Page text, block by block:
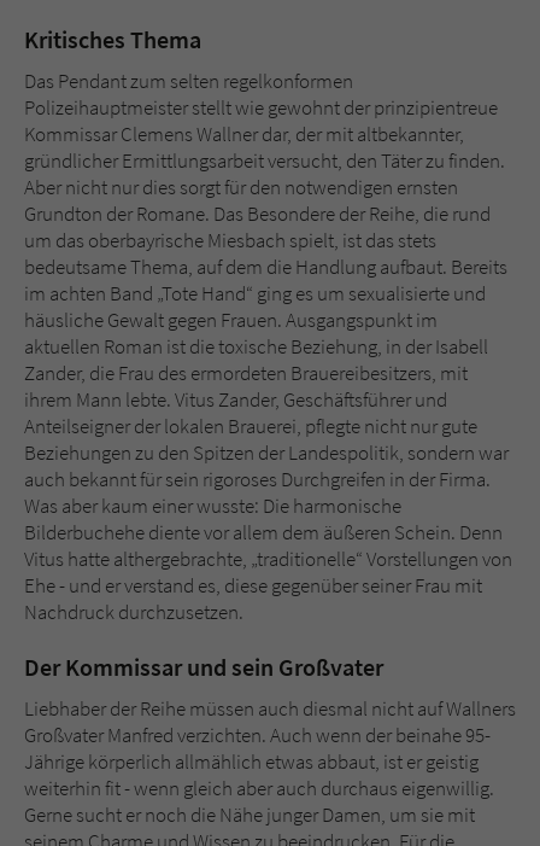
Kritisches Thema
Das Pendant zum selten regelkonformen
Polizeihauptmeister stellt wie gewohnt der prinzipientreue
Kommissar Clemens Wallner dar, der mit altbekannter,
gründlicher Ermittlungsarbeit versucht, den Täter zu finden.
Aber nicht nur dies sorgt für den notwendigen ernsten
Grundton der Romane. Das Besondere der Reihe, die rund
um das oberbayrische Miesbach spielt, ist das stets
bedeutsame Thema, auf dem die Handlung aufbaut. Bereits
im achten Band „Tote Hand“ ging es um sexualisierte und
häusliche Gewalt gegen Frauen. Ausgangspunkt im
aktuellen Roman ist die toxische Beziehung, in der Isabell
Zander, die Frau des ermordeten Brauereibesitzers, mit
ihrem Mann lebte. Vitus Zander, Geschäftsführer und
Anteilseigner der lokalen Brauerei, pflegte nicht nur gute
Beziehungen zu den Spitzen der Landespolitik, sondern war
auch bekannt für sein rigoroses Durchgreifen in der Firma.
Was aber kaum einer wusste: Die harmonische
Bilderbuchehe diente vor allem dem äußeren Schein. Denn
Vitus hatte althergebrachte, „traditionelle“ Vorstellungen von
Ehe - und er verstand es, diese gegenüber seiner Frau mit
Nachdruck durchzusetzen.
Der Kommissar und sein Großvater
Liebhaber der Reihe müssen auch diesmal nicht auf Wallners
Großvater Manfred verzichten. Auch wenn der beinahe 95-
Jährige körperlich allmählich etwas abbaut, ist er geistig
weiterhin fit - wenn gleich aber auch durchaus eigenwillig.
Gerne sucht er noch die Nähe junger Damen, um sie mit